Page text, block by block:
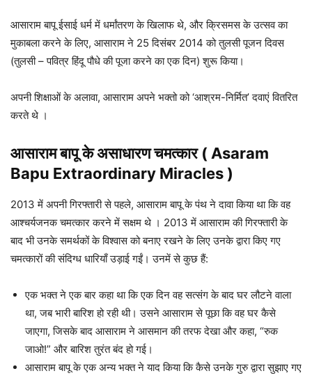
आसाराम बापू ईसाई धर्म में धर्मांतरण के खिलाफ थे, और क्रिसमस के उत्सव का
मुकाबला करने के लिए, आसाराम ने 25 दिसंबर 2014 को तुलसी पूजन दिवस
(तुलसी – पवित्र हिंदू पौधे की पूजा करने का एक दिन) शुरू किया।
अपनी शिक्षाओं के अलावा, आसाराम अपने भक्तो को ‘आश्रम-निर्मित’ दवाएं वितरित
करते थे ।
आसाराम बापू केअसाधारण चमत्कार( Asaram
Bapu Extraordinary Miracles )
2013 में अपनी गिरफ्तारी से पहले, आसाराम बापू के पंथ ने दावा किया था कि वह
आश्चर्यजनक चमत्कार करने में सक्षम थे । 2013 में आसाराम की गिरफ्तारी के
बाद भी उनके समर्थकों के विश्वास को बनाए रखने के लिए उनके द्वारा किए गए
चमत्कारों की संदिग्ध धारियाँ उड़ाई गईं। उनमें से कुछ हैं:
एक भक्त ने एक बार कहा था कि एक दिन वह सत्संग के बाद घर लौटने वाला
था, जब भारी बारिश हो रही थी। उसने आसाराम से पूछा कि वह घर कैसे
जाएगा, जिसके बाद आसाराम ने आसमान की तरफ देखा और कहा, “रुक
जाओ!” और बारिश तुरंत बंद हो गई।
आसाराम बापू के एक अन्य भक्त ने याद किया कि कैसे उनके गुरु द्वारा सुझाए गए